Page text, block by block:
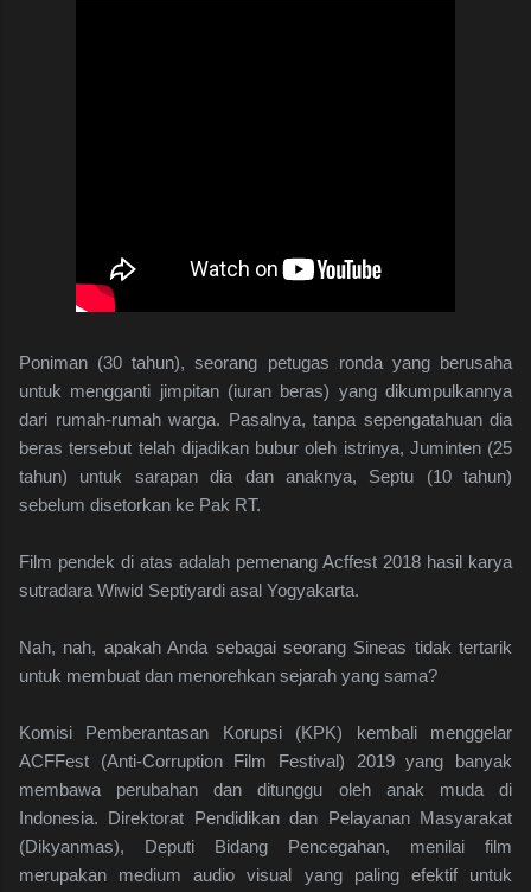
Poniman (30 tahun), seorang petugas ronda yang berusaha
untuk mengganti jimpitan (iuran beras) yang dikumpulkannya
dari rumah-rumah warga. Pasalnya, tanpa sepengatahuan dia
beras tersebut telah dijadikan bubur oleh istrinya, Juminten (25
tahun) untuk sarapan dia dan anaknya, Septu (10 tahun)
sebelum disetorkan ke Pak RT.
Film pendek di atas adalah pemenang Acffest 2018 hasil karya
sutradara Wiwid Septiyardi asal Yogyakarta.
Nah, nah, apakah Anda sebagai seorang Sineas tidak tertarik
untuk membuat dan menorehkan sejarah yang sama?
Komisi Pemberantasan Korupsi (KPK) kembali menggelar
ACFFest (Anti-Corruption Film Festival) 2019 yang banyak
membawa perubahan dan ditunggu oleh anak muda di
Indonesia. Direktorat Pendidikan dan Pelayanan Masyarakat
(Dikyanmas), Deputi Bidang Pencegahan, menilai film
merupakan medium audio visual yang paling efektif untuk